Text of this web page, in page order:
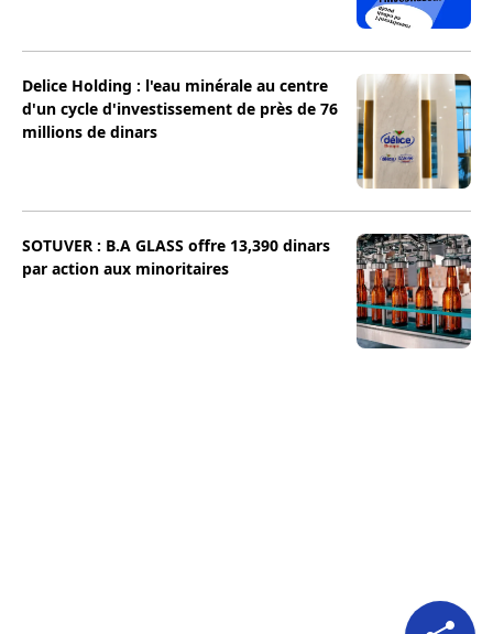
Delice Holding : l'eau minérale au centre
d'un cycle d'investissement de près de 76
millions de dinars
SOTUVER : B.A GLASS offre 13,390 dinars
par action aux minoritaires